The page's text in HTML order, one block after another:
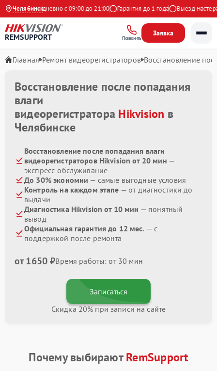
Челябинск
Ежедневно с 09:00 до 21:00 Гарантия до 1 года Выезд мастера
REMSUPPORT Позвонить
Заявка
Главная Ремонт видеорегистраторов Восстановление
Восстановление после попадания
влаги
видеорегистратора Hikvision в
Челябинске
Восстановление после попадания влаги
видеорегистраторов Hikvision от 20 мин —
экспресс-обслуживание
До 30% экономии — самые выгодные условия
Контроль на каждом этапе — от диагностики до
выдачи
Диагностика Hikvision от 10 мин — понятный
вывод
Официальная гарантия до 12 мес. — с
поддержкой после ремонта
от 1650 ₽Время работы: от 30 мин
Записаться
Скидка 20% при записи на сайте
Почему выбираютRemSupport